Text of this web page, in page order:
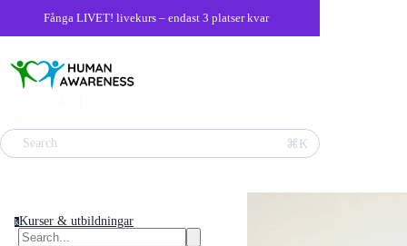
Fånga LIVET! livekurs – endast 3 platser kvar
Search ⌘K
kKurser & utbildningar